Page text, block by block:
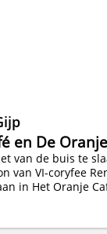
en De
van de buis te
van VI-coryfee
in Het Oranje